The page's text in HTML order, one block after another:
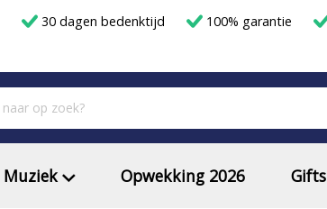
30 dagen bedenktijd 100% garantie
Muziek Opwekking 2026 Gifts